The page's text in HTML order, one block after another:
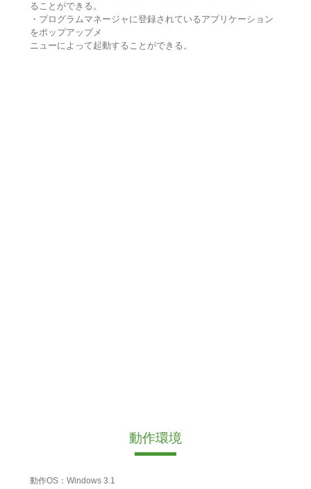
ることができる。
・プログラムマネージャに登録されているアプリケーション
をポップアップメ
ニューによって起動することができる。
動作環境
動作OS：Windows 3.1